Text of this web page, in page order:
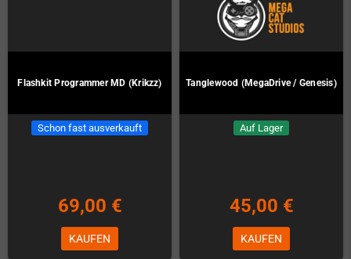
Flashkit Programmer MD (Krikzz)
Schon fast ausverkauft
69,00 €
KAUFEN
Tanglewood (MegaDrive / Genesis)
Auf Lager
45,00 €
KAUFEN